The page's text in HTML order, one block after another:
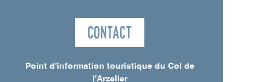
Contact
Point d'information touristique du Col de
l'Arzelier